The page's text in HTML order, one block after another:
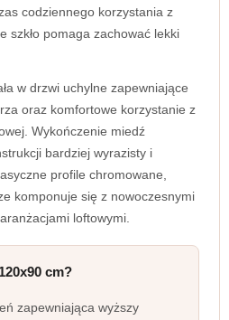
codziennego korzystania z
szkło pomaga zachować lekki
w drzwi uchylne zapewniające
oraz komfortowe korzystanie z
Wykończenie miedź
bardziej wyrazisty i
profile chromowane,
komponuje się z nowoczesnymi
loftowymi.
cm?
zapewniająca wyższy